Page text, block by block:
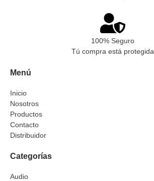
100% Seguro
Tú compra está protegida
Menú
Inicio
Nosotros
Productos
Contacto
Distribuidor
Categorías
Audio